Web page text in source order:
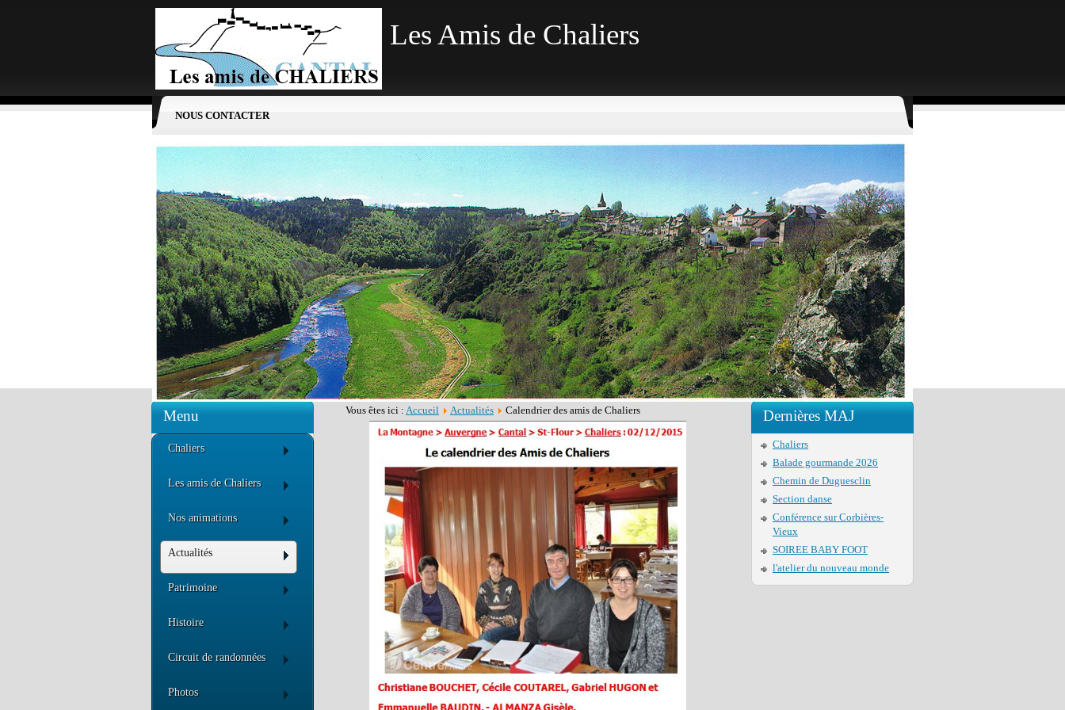
Les Amis de Chaliers
NOUS CONTACTER
Menu
Chaliers
Les amis de Chaliers
Nos animations
Actualités
Patrimoine
Histoire
Circuit de randonnées
Photos
Vous êtes ici : Accueil Actualités Calendrier des amis de Chaliers Dernières MAJ
Chaliers
Balade gourmande 2026
Chemin de Duguesclin
Section danse
Conférence sur Corbières-
Vieux
SOIREE BABY FOOT
l'atelier du nouveau monde